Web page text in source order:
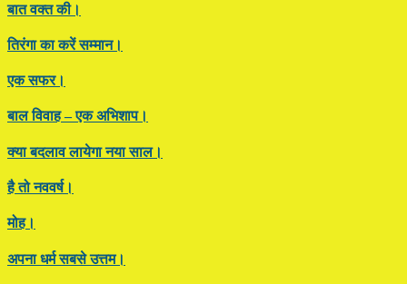
बात वक्त की।
तिरंगा का करें सम्मान।
एक सफर।
बाल विवाह – एक अभिशाप।
क्या बदलाव लायेगा नया साल।
है तो नववर्ष।
मोह।
अपना धर्म सबसे उत्तम।